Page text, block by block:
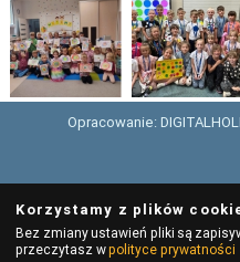
Opracowanie:
Korzystamy z plików
Bez zmiany ustawień pliki są
przeczytasz wpolityce prywatności